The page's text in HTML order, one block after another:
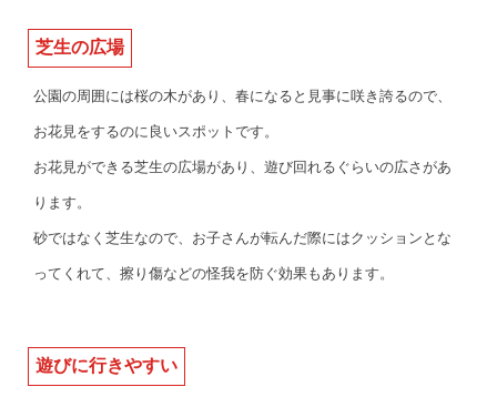
芝生の広場
公園の周囲には桜の木があり、春になると見事に咲き誇るので、
お花見をするのに良いスポットです。
お花見ができる芝生の広場があり、遊び回れるぐらいの広さがあ
ります。
砂ではなく芝生なので、お子さんが転んだ際にはクッションとな
ってくれて、擦り傷などの怪我を防ぐ効果もあります。
遊びに行きやすい